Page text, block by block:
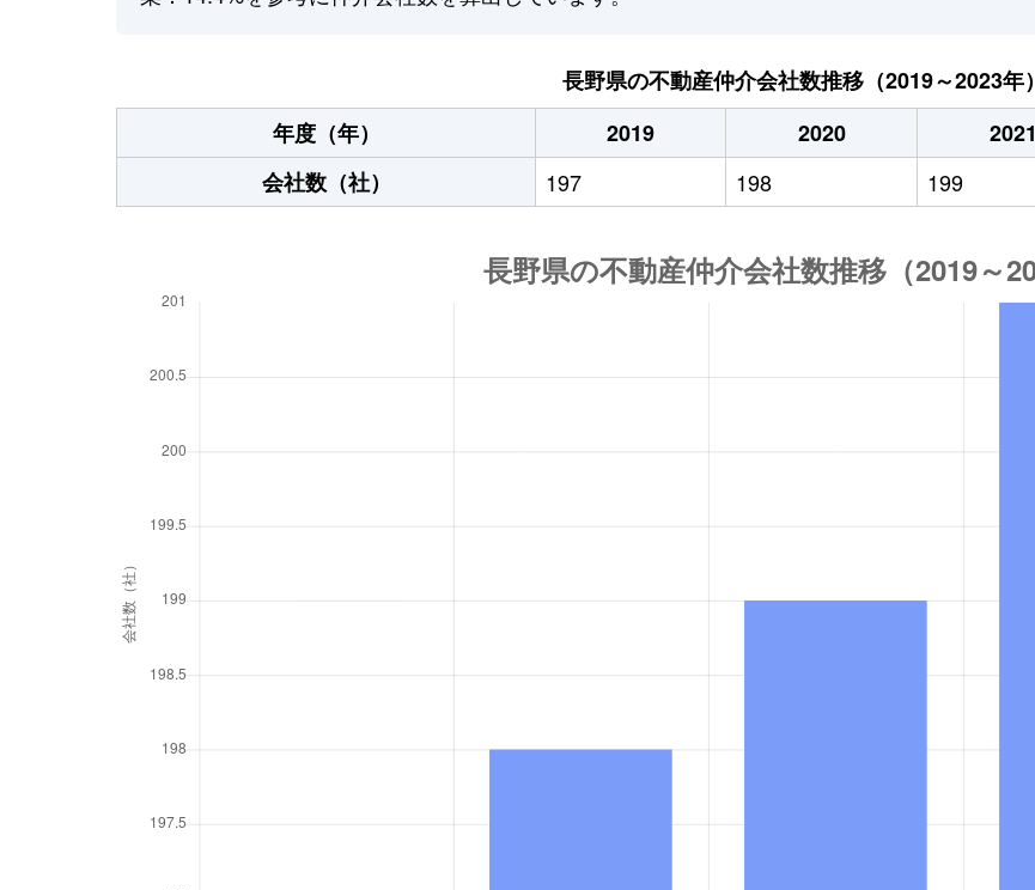
長野県の不動産仲介会社数推移（2019～2023年）
年度（年）
2019 2020 2021
会社数（社）
197 198 199